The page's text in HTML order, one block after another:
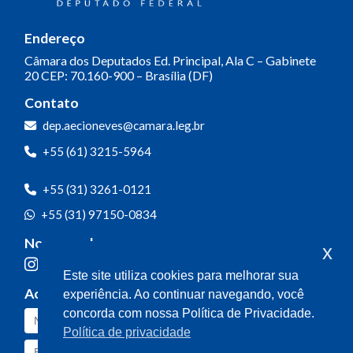
Endereço
Câmara dos Deputados Ed. Principal, Ala C – Gabinete
20CEP: 70.160-900 – Brasília (DF)
Contato
dep.aecioneves@camara.leg.br
+55 (61) 3215-5964
+55 (31) 3261-0121
+55 (31) 97150-0834
Nossas redes
Acompanhe o meu mandato
Olá! Seja bem-vindo(a).
com o gabinete do Deputado Aécio
Neves.
para nós!
Ao clicar para iniciar o contato pelo WhatsApp, você
concorda que seus dados serão utilizados exclusivamente
para atendimento relacionado às demandas, sugestões ou
informações referentes ao mandato do Deputado Aécio
Neves. Seus dados serão tratados com sigilo e não serão
compartilhados com terceiros.
Este site utiliza cookies para melhorar sua
experiência. Ao continuar navegando, você
concorda com nossa Política de Privacidade.
Política de privacidade
x